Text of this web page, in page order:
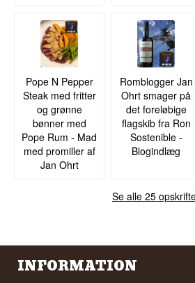
Pope N Pepper
Steak med fritter
og grønne
bønner med
Pope Rum - Mad
med promiller af
Jan Ohrt
Romblogger Jan
Ohrt smager på
det foreløbige
flagskib fra Ron
Sostenible -
Blogindlæg
Se alle 25
INFORMATION